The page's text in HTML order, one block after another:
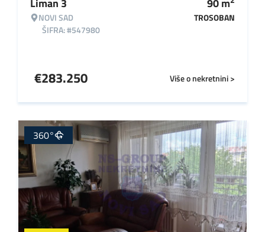
Liman 3
NOVI SAD
ŠIFRA: #547980
90m
TROSOBAN
Više o nekretnini >
€283.250
360°